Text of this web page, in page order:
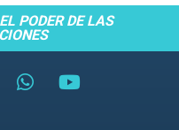
PODER DE LAS